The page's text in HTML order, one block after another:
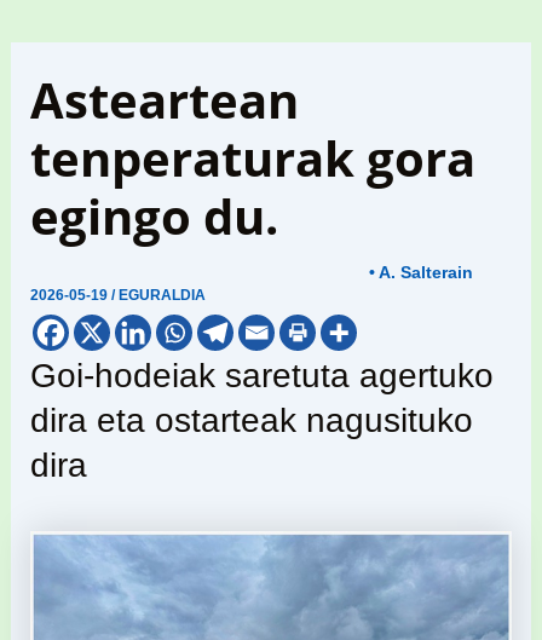
Asteartean
tenperaturak gora
egingo du.
2026-05-19/ EGURALDIA
• A. Salterain
Goi-hodeiak saretuta agertuko
dira eta ostarteak nagusituko
dira